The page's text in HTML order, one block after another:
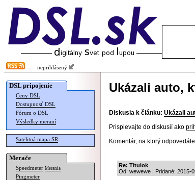
neprihlásený
DSL pripojenie
Ceny DSL
Dostupnosť DSL
Fórum o DSL
Výsledky meraní
Satelitná mapa SR
Merače
Speedmeter Merania
Pingmeter
Ukázali auto,
Diskusia k článku: Ukázali
Prispievajte do diskusií ako
Komentár, na ktorý
Re: Titulok
Od: wewewe | Pridané: 2015-